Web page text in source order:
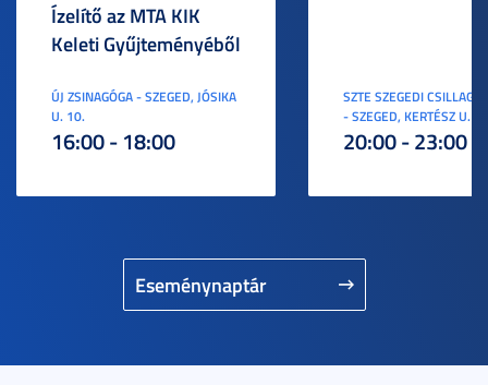
Eseménynaptár
Ízelítő az MTA KIK
Keleti Gyűjteményéből
ÚJ ZSINAGÓGA - SZEGED, JÓSIKA
U. 10.
16:00 - 18:00
SZTE SZEGEDI
- SZEGED, KERTÉSZ U. 3.
20:00 - 23:00